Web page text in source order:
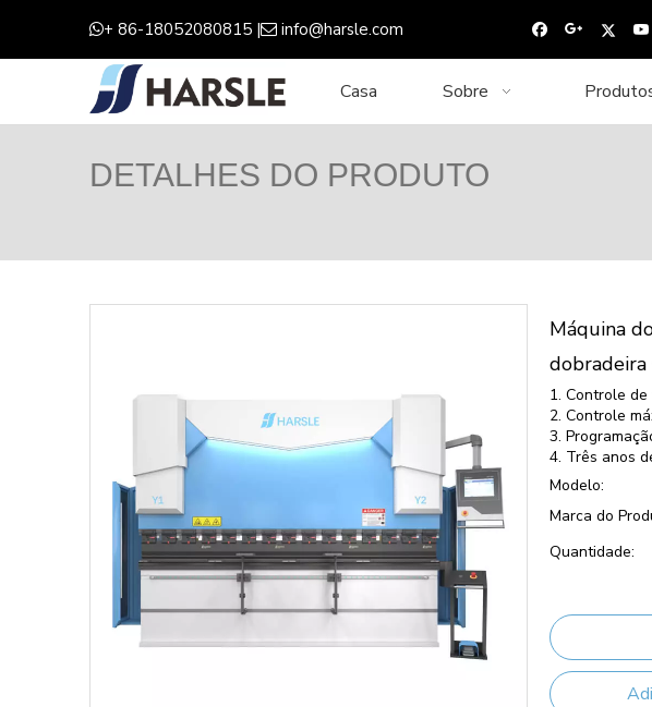
+ 86-18052080815 | info@harsle.com
Casa Sobre
DETALHES DO PRODUTO
Máquina
dobradeira
1. Controle
2. Controle
3.
4. Três anos
Modelo:
Marca do
Quantidade: